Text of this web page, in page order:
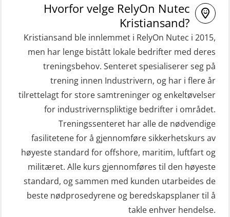
inkl. brannslukning (FSC121)
Hjertestarter brukerkurs (OFA107)
Kombi Søk og Redningslag og HLO
repetisjonskurs med e-læring
(ABSBLE010)
Kondisjonstest (OSC151)
Ledertrening i beredskap og
krisehåndtering for plattformsjefer
(OER105)
Livbåtfører FF1200 repetisjon
(OSE1431)
Livbåtfører FF1200 repetisjon
STCW Mann-Over-Bord
(hurtiggående) 32 t m/mørkekjøring
(MSE112)
STCW Redningsfarkost oppdatering
sliskebåt (MSE116)
STCW Sikkerhetsopplæring for
sjøfolk på mindre skip med eLearning
(MBSBLE003)
STCW oppdatering Livbåtfører
redningsfarkoster 8 t – konvensjonell
båt (MSE103)
STCW oppdatering Mann-Over-Bord
(hurtiggående) 16 t m/mørkekjøring
Hvorfor velge RelyOn Nutec
Kristiansand?
Kristiansand ble innlemmet i RelyOn Nutec i 2015,
men har lenge bistått lokale bedrifter med deres
treningsbehov. Senteret spesialiserer seg på
trening innen Industrivern, og har i flere år
tilrettelagt for store samtreninger og enkeltøvelser
for industrivernspliktige bedrifter i området.
Treningssenteret har alle de nødvendige
fasilitetene for å gjennomføre sikkerhetskurs av
høyeste standard for offshore, maritim, luftfart og
militæret. Alle kurs gjennomføres til den høyeste
standard, og sammen med kunden utarbeides de
beste nødprosedyrene og beredskapsplaner til å
takle enhver hendelse.